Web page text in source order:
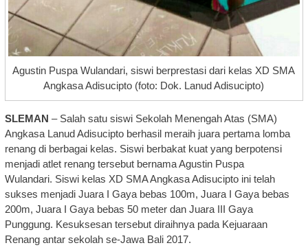
Agustin Puspa Wulandari, siswi berprestasi dari kelas XD SMA
Angkasa Adisucipto (foto: Dok. Lanud Adisucipto)
SLEMAN – Salah satu siswi Sekolah Menengah Atas (SMA)
Angkasa Lanud Adisucipto berhasil meraih juara pertama lomba
renang di berbagai kelas. Siswi berbakat kuat yang berpotensi
menjadi atlet renang tersebut bernama Agustin Puspa
Wulandari. Siswi kelas XD SMA Angkasa Adisucipto ini telah
sukses menjadi Juara I Gaya bebas 100m, Juara I Gaya bebas
200m, Juara I Gaya bebas 50 meter dan Juara III Gaya
Punggung. Kesuksesan tersebut diraihnya pada Kejuaraan
Renang antar sekolah se-Jawa Bali 2017.